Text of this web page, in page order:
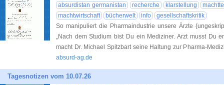
absurdistan germanistan
recherche klarstellung
machtwirtschaft
bücherwelt info
gesellschaftskritik
So manipuliert die Pharmaindustrie unsere Ärzte
„Nach dem Studium bist Du ein Mediziner. Arzt musst Du
macht Dr. Michael Spitzbart seine Haltung zur Pharma-
absurd-ag.de
Tagesnotizen vom 10.07.26